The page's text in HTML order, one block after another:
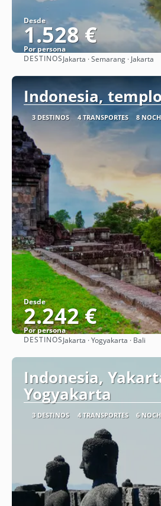
Desde
1.528 €
Por persona
Ver
DESTINOSJakarta · Semarang · Jakarta
Indonesia,
3 DESTINOS 4 TRANSPORTES 8
Desde
2.242 €
Por persona
Ver
DESTINOSJakarta · Yogyakarta · Bali
Indonesia,
Yogyakarta
3 DESTINOS 4 TRANSPORTES 6